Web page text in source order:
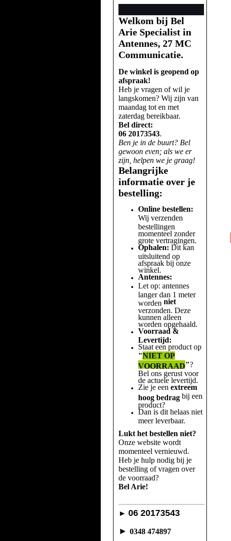
Welkom bij Bel
Arie Specialist in
Antennes, 27 MC
Communicatie.
De winkel is geopend op
afspraak!
Heb je vragen of wil je
langskomen? Wij zijn van
maandag tot en met
zaterdag bereikbaar.
Bel direct:
06 20173543.
Ben je in de buurt? Bel
gewoon even; als we er
zijn, helpen we je graag!
Belangrijke
informatie over je
bestelling:
Online bestellen:
Wij verzenden
bestellingen
momenteel zonder
grote vertragingen.
Ophalen: Dit kan
uitsluitend op
afspraak bij onze
winkel.
Antennes:
Let op: antennes
langer dan 1 meter
worden niet
verzonden. Deze
kunnen alleen
worden opgehaald.
Voorraad &
Levertijd:
Staat een product op
"NIET OP
VOORRAAD"?
Bel ons gerust voor
de actuele levertijd.
Zie je een extreem
hoog bedragbij een
product?
Dan is dit helaas niet
meer leverbaar.
Lukt het bestellen niet?
Onze website wordt
momenteel vernieuwd.
Heb je hulp nodig bij je
bestelling of vragen over
de voorraad?
Bel Arie!
► 06 20173543
► 0348 474897